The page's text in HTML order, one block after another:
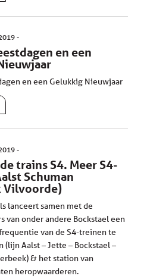
en een
en een Gelukkig Nieuwjaar
trains S4. Meer S4-
Schuman
Vilvoorde)
lanceert samen met de
van onder andere Bockstael een
van de S4-treinen te
(lijn Aalst – Jette – Bockstael –
& het station van
heropwaarderen.